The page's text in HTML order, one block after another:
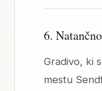
6.
Gradivo, ki
mestu